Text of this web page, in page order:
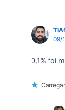
09/
0,1% foi